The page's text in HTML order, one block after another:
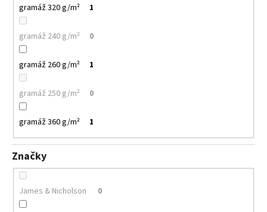
gramáž 320 g/m² 1
gramáž 240 g/m² 0
gramáž 260 g/m² 1
gramáž 250 g/m² 0
gramáž 360 g/m² 1
Značky
James & Nicholson 0